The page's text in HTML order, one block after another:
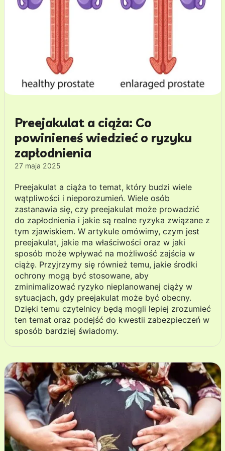
Preejakulat a ciąża: Co
powinieneś wiedzieć o ryzyku
zapłodnienia
27 maja 2025
Preejakulat a ciąża to temat, który budzi wiele
wątpliwości i nieporozumień. Wiele osób
zastanawia się, czy preejakulat może prowadzić
do zapłodnienia i jakie są realne ryzyka związane z
tym zjawiskiem. W artykule omówimy, czym jest
preejakulat, jakie ma właściwości oraz w jaki
sposób może wpływać na możliwość zajścia w
ciążę. Przyjrzymy się również temu, jakie środki
ochrony mogą być stosowane, aby
zminimalizować ryzyko nieplanowanej ciąży w
sytuacjach, gdy preejakulat może być obecny.
Dzięki temu czytelnicy będą mogli lepiej zrozumieć
ten temat oraz podejść do kwestii zabezpieczeń w
sposób bardziej świadomy.